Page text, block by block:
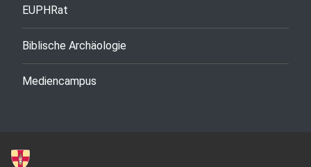
EUPHRat
Biblische Archäologie
Mediencampus